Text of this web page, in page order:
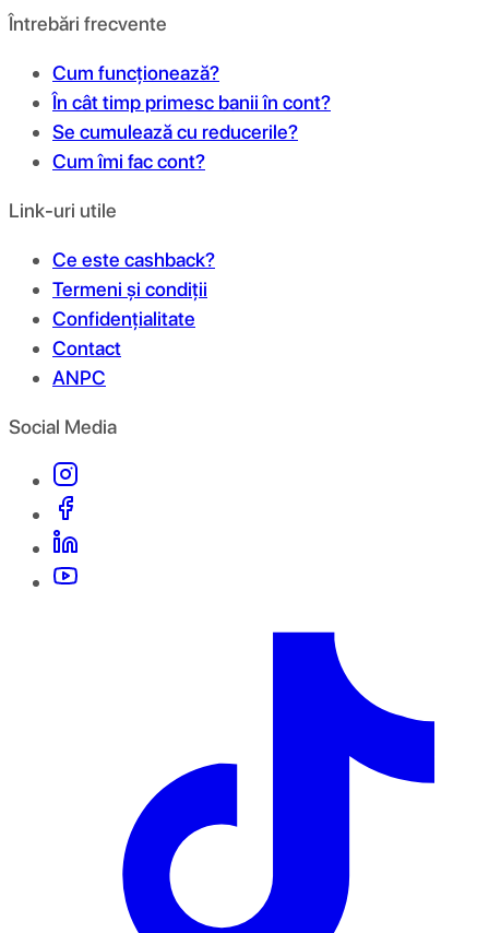
Întrebări frecvente
Cum funcționează?
În cât timp primesc banii în cont?
Se cumulează cu reducerile?
Cum îmi fac cont?
Link-uri utile
Ce este cashback?
Termeni și condiții
Confidențialitate
Contact
ANPC
Social Media